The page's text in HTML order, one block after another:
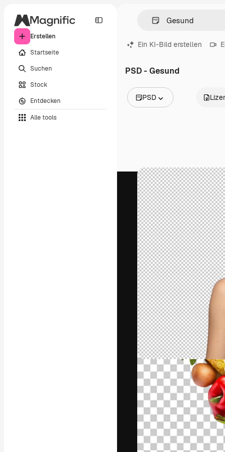
Erstellen
Startseite
Suchen
Stock
Entdecken
Alle tools
Ein KI-Bild erstellen
PSD - Gesund
PSD
Videos
Filmmaterial
Motion Graphics
Videovorlagen
Icons
3D-Modelle
Schriftarten
Die kreative
Arbeit zu
Abonnenten
Agenturen und
Deutsch
Copyright ©